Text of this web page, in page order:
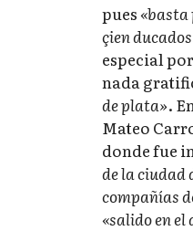
pues«basta
çien
especial
nada
de plata».
Mateo
donde fue
de la ciudad
compañías
«salido en el